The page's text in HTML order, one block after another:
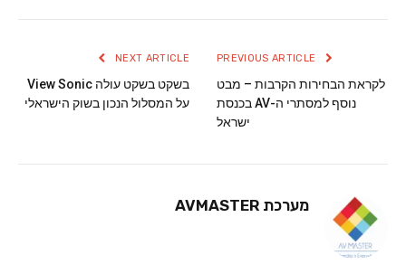
לקראת הבחירות הקרבות – מבט
נוסף למסתרי ה-AV בכנסת
ישראל
NEXT ARTICLE
בשקט בשקט עולה View Sonic
על המסלול הנכון בשוק הישראלי
מערכת AVMASTER